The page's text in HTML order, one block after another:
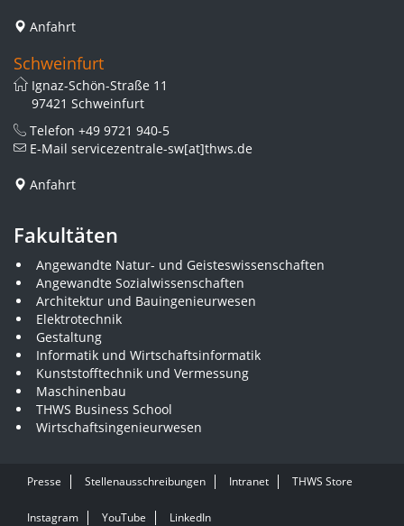
Anfahrt
Schweinfurt
Ignaz-Schön-Straße 11
97421 Schweinfurt
Telefon +49 9721 940-5
E-Mail servicezentrale-sw[at]thws.de
Anfahrt
Fakultäten
Angewandte Natur- und Geisteswissenschaften
Angewandte Sozialwissenschaften
Architektur und Bauingenieurwesen
Elektrotechnik
Gestaltung
Informatik und Wirtschaftsinformatik
Kunststofftechnik und Vermessung
Maschinenbau
THWS Business School
Wirtschaftsingenieurwesen
Presse Stellenausschreibungen Intranet THWS Store
Instagram YouTube LinkedIn